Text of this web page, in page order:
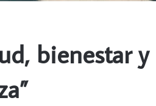
bienestar y